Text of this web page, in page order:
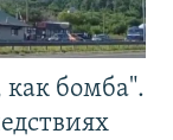
бомба".